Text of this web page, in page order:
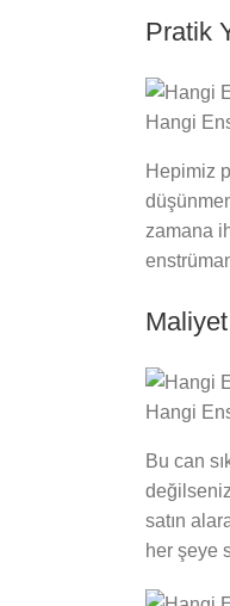
Pratik
Hangi
Hepimiz
zamana
Hangi
Bu can
satın
her şeye